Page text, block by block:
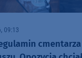
09:13